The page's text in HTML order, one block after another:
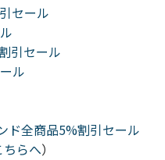
セール
引セール
ル
ド全商品5%割引セール
らへ）